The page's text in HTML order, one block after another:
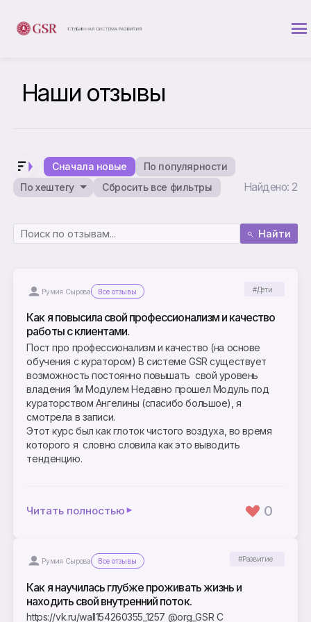
Наши отзывы
Сначала новые
По популярности
По хештегу
Сбросить все фильтры Найдено: 2
Найти
Румия Сырова Все отзывы #Дети
Как я повысила свой профессионализм и качество
работы с клиентами.
Пост про профессионализм и качество (на основе
обучения с куратором) В системе GSR существует
возможность постоянно повышать свой уровень
владения 1м Модулем Недавно прошел Модуль под
кураторством Ангелины (спасибо большое), я
смотрела в записи.
Этот курс был как глоток чистого воздуха, во время
которого я словно словила как это выводить
тенденцию.
Читать полностью 0
Румия Сырова Все отзывы #Развитие
Как я научилась глубже проживать жизнь и
находить свой внутренний поток.
https://vk.ru/wall154260355_1257 @org_GSR С